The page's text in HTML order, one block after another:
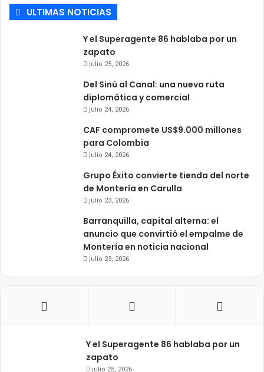
ULTIMAS NOTICIAS
Y el Superagente 86 hablaba por un
zapato
julio 25, 2026
Del Sinú al Canal: una nueva ruta
diplomática y comercial
julio 24, 2026
CAF compromete US$9.000 millones
para Colombia
julio 24, 2026
Grupo Éxito convierte tienda del norte
de Montería en Carulla
julio 23, 2026
Barranquilla, capital alterna: el
anuncio que convirtió el empalme de
Montería en noticia nacional
julio 23, 2026
Y el Superagente 86 hablaba por un
zapato
julio 25, 2026